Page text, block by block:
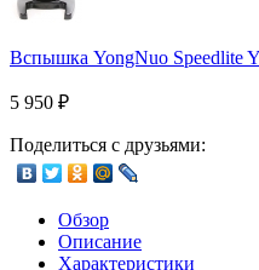
Вспышка YongNuo Speedlite
5 950 ₽
Поделиться с друзьями:
Обзор
Описание
Характеристики